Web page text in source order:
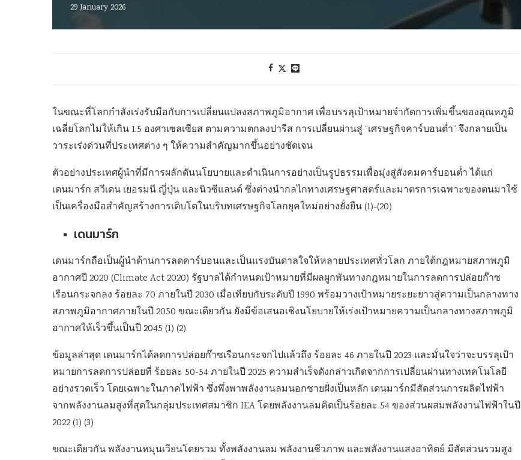
29 January 2026
ในขณะที่โลกกำลังเร่งรับมือกับการเปลี่ยนแปลงสภาพภูมิอากาศ เพื่อบรรลุเป้าหมายจำกัดการเพิ่มขึ้นของอุณหภูมิ
เฉลี่ยโลกไม่ให้เกิน 1.5 องศาเซลเซียส ตามความตกลงปารีส การเปลี่ยนผ่านสู่ “เศรษฐกิจคาร์บอนต่ำ” จึงกลายเป็น
วาระเร่งด่วนที่ประเทศต่าง ๆ ให้ความสำคัญมากขึ้นอย่างชัดเจน
ตัวอย่างประเทศผู้นำที่มีการผลักดันนโยบายและดำเนินการอย่างเป็นรูปธรรมเพื่อมุ่งสู่สังคมคาร์บอนต่ำ ได้แก่
เดนมาร์ก สวีเดน เยอรมนี ญี่ปุ่น และนิวซีแลนด์ ซึ่งต่างนำกลไกทางเศรษฐศาสตร์และมาตรการเฉพาะของตนมาใช้
เป็นเครื่องมือสำคัญสร้างการเติบโตในบริบทเศรษฐกิจโลกยุคใหม่อย่างยั่งยืน (1)-(20)
เดนมาร์ก
เดนมาร์กถือเป็นผู้นำด้านการลดคาร์บอนและเป็นแรงบันดาลใจให้หลายประเทศทั่วโลก ภายใต้กฎหมายสภาพภูมิ
อากาศปี 2020 (Climate Act 2020) รัฐบาลได้กำหนดเป้าหมายที่มีผลผูกพันทางกฎหมายในการลดการปล่อยก๊าซ
เรือนกระจกลง ร้อยละ 70 ภายในปี 2030 เมื่อเทียบกับระดับปี 1990 พร้อมวางเป้าหมายระยะยาวสู่ความเป็นกลางทาง
สภาพภูมิอากาศภายในปี 2050 ขณะเดียวกัน ยังมีข้อเสนอเชิงนโยบายให้เร่งเป้าหมายความเป็นกลางทางสภาพภูมิ
อากาศให้เร็วขึ้นเป็นปี 2045 (1) (2)
ข้อมูลล่าสุด เดนมาร์กได้ลดการปล่อยก๊าซเรือนกระจกไปแล้วถึง ร้อยละ 46 ภายในปี 2023 และมั่นใจว่าจะบรรลุเป้า
หมายการลดการปล่อยที่ ร้อยละ 50-54 ภายในปี 2025 ความสำเร็จดังกล่าวเกิดจากการเปลี่ยนผ่านทางเทคโนโลยี
อย่างรวดเร็ว โดยเฉพาะในภาคไฟฟ้า ซึ่งพึ่งพาพลังงานลมนอกชายฝั่งเป็นหลัก เดนมาร์กมีสัดส่วนการผลิตไฟฟ้า
จากพลังงานลมสูงที่สุดในกลุ่มประเทศสมาชิก IEA โดยพลังงานลมคิดเป็นร้อยละ 54 ของส่วนผสมพลังงานไฟฟ้าในปี
2022 (1) (3)
ขณะเดียวกัน พลังงานหมุนเวียนโดยรวม ทั้งพลังงานลม พลังงานชีวภาพ และพลังงานแสงอาทิตย์ มีสัดส่วนรวมสูง